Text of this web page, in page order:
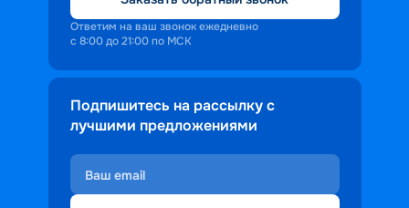
Ответим на ваш звонок ежедневно
с 8:00 до 21:00 по МСК
Подпишитесь на рассылку с
лучшими предложениями